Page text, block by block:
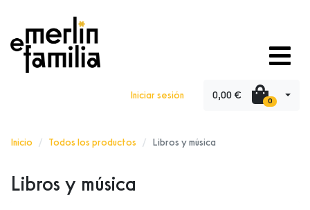
Iniciar sesión 0,00 € 0
Inicio Todos los productos Libros y música
Libros y música